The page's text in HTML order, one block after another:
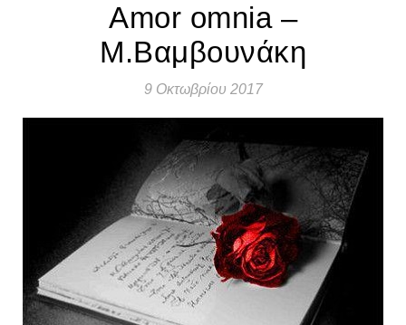
Amor omnia –
Μ.Βαμβουνάκη
9 Οκτωβρίου 2017